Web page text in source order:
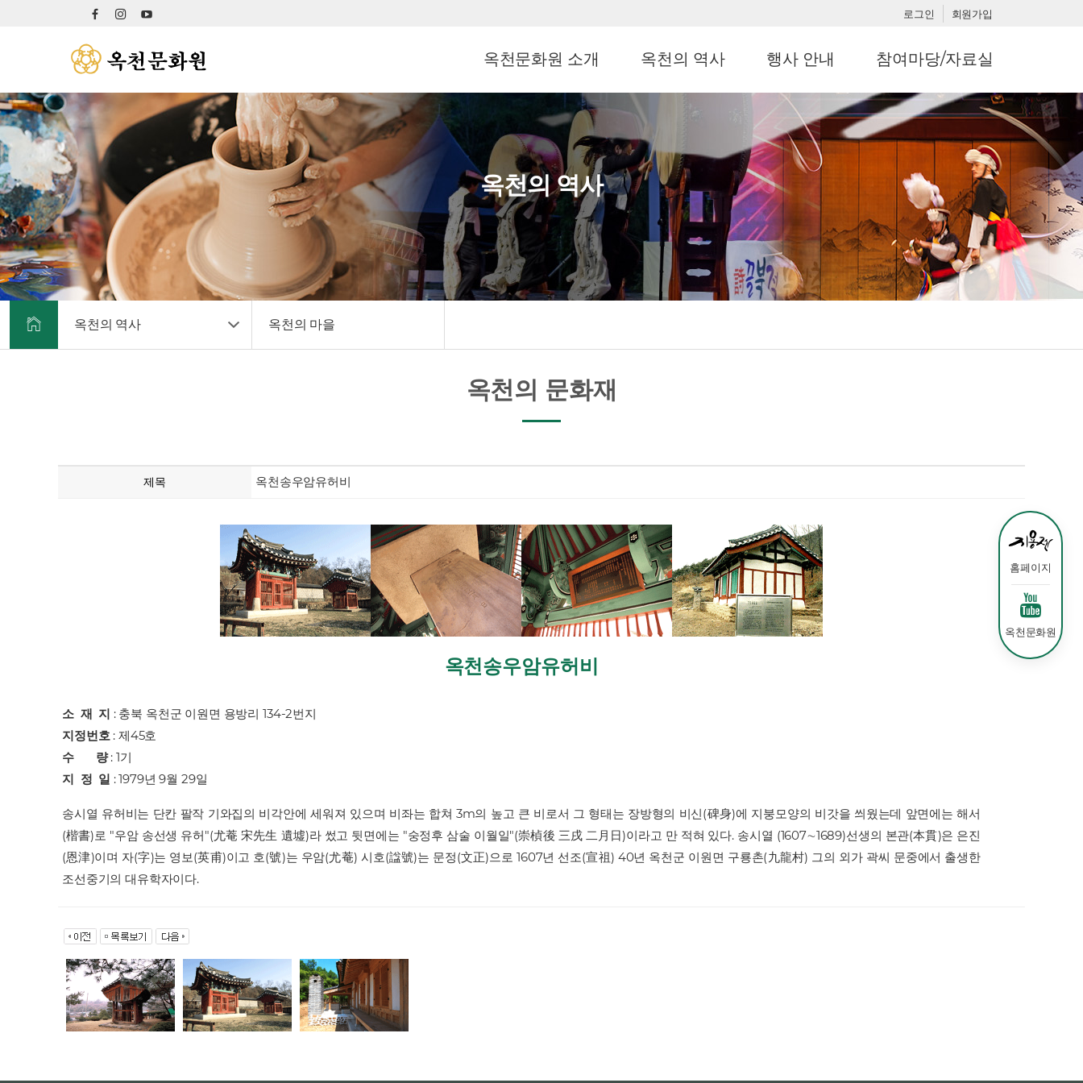
로그인 회원가입
옥천문화원 소개 옥천의 역사 행사 안내 참여마당/자료실
옥천의 역사
옥천의 역사 옥천의 마을
옥천의 문화재
제목 옥천송우암유허비
옥천송우암유허비
소 재 지 : 충북 옥천군 이원면 용방리 134-2번지
지정번호: 제45호
수 량: 1기
지 정 일 : 1979년 9월 29일
송시열 유허비는 단칸 팔작 기와집의 비각안에 세워져 있으며 비좌는 합쳐 3m의 높고 큰 비로서 그 형태는 장방형의 비신(碑身)에 지붕모양의 비갓을 씌웠는데 앞면에는 해서
(楷書)로 "우암 송선생 유허"(尤菴 宋先生 遺墟)라 썼고 뒷면에는 "숭정후 삼술 이월일"(崇楨後 三戌 二月日)이라고 만 적혀 있다. 송시열 (1607∼1689)선생의 본관(本貫)은 은진
(恩津)이며 자(字)는 영보(英甫)이고 호(號)는 우암(尤菴) 시호(諡號)는 문정(文正)으로 1607년 선조(宣祖) 40년 옥천군 이원면 구룡촌(九龍村) 그의 외가 곽씨 문중에서 출생한
조선중기의 대유학자이다.
홈페이지
옥천문화원